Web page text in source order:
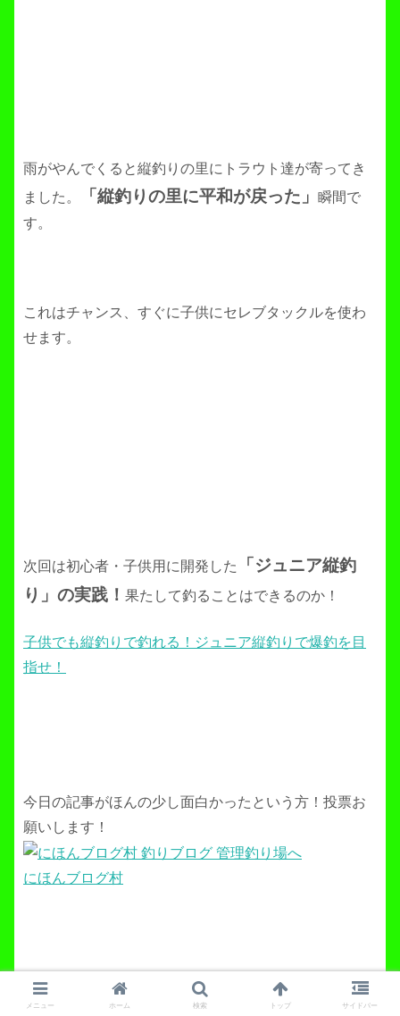
雨がやんでくると縦釣りの里にトラウト達が寄ってき
ました。
「縦釣りの里に平和が戻った」 瞬間で
す。
これはチャンス、すぐに子供にセレブタックルを使わ
せます。
次回は初心者・子供用に開発した
「ジュニア縦釣
り」の実践！ 果たして釣ることはできるのか！
子供でも縦釣りで釣れる！ジュニア縦釣りで爆釣を目
指せ！
今日の記事がほんの少し面白かったという方！投票お
願いします！
にほんブログ村
メニュー ホーム 検索 トップ サイドバー